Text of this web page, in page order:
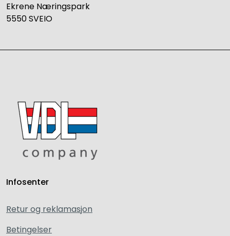
Ekrene Næringspark
5550 SVEIO
Infosenter
Retur og reklamasjon
Betingelser